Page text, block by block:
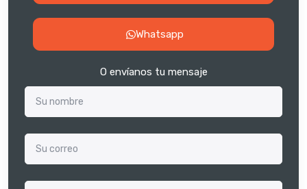
Whatsapp
O envíanos tu mensaje